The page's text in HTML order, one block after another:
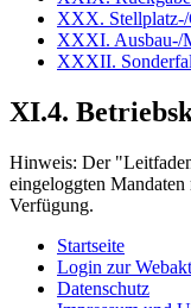
XXX. Stellplatz-/
XXXI. Ausbau-/
XXXII.
XI.4.
Hinweis: Der
eingeloggten
Verfügung.
Startseite
Login zur
Datenschutz